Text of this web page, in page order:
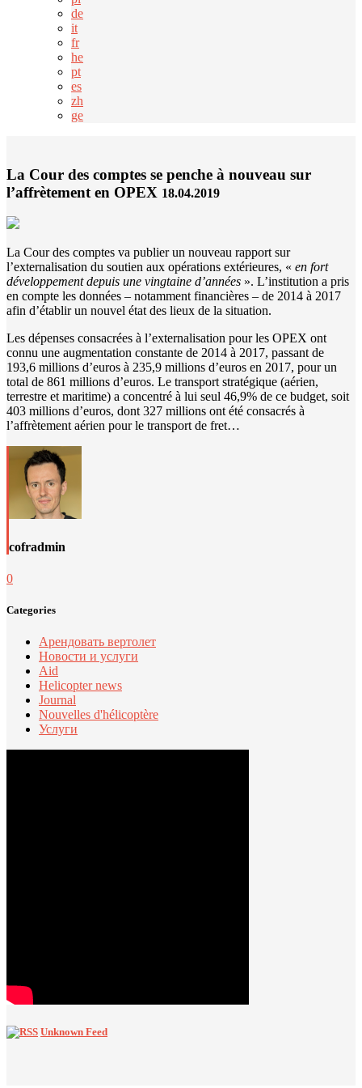
de
it
fr
he
pt
es
zh
ge
La Cour des comptes se penche à nouveau sur
l’affrètement en OPEX 18.04.2019
La Cour des comptes va publier un nouveau rapport sur
l’externalisation du soutien aux opérations extérieures, « en fort
développement depuis une vingtaine d’années ». L’institution a pris
en compte les données – notamment financières – de 2014 à 2017
afin d’établir un nouvel état des lieux de la situation.
Les dépenses consacrées à l’externalisation pour les OPEX ont
connu une augmentation constante de 2014 à 2017, passant de
193,6 millions d’euros à 235,9 millions d’euros en 2017, pour un
total de 861 millions d’euros. Le transport stratégique (aérien,
terrestre et maritime) a concentré à lui seul 46,9% de ce budget, soit
403 millions d’euros, dont 327 millions ont été consacrés à
l’affrètement aérien pour le transport de fret…
cofradmin
0
Categories
Арендовать вертолет
Новости и услуги
Aid
Helicopter news
Journal
Nouvelles d'hélicoptère
Услуги
Unknown Feed